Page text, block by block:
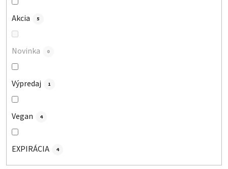
Akcia 5
Novinka 0
Výpredaj 1
Vegan 4
EXPIRÁCIA 4